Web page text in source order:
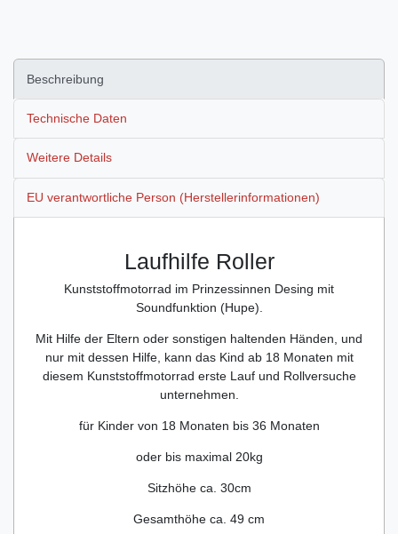
Beschreibung
Technische Daten
Weitere Details
EU verantwortliche Person (Herstellerinformationen)
Laufhilfe Roller
Kunststoffmotorrad im Prinzessinnen Desing mit
Soundfunktion (Hupe).
Mit Hilfe der Eltern oder sonstigen haltenden Händen, und
nur mit dessen Hilfe, kann das Kind ab 18 Monaten mit
diesem Kunststoffmotorrad erste Lauf und Rollversuche
unternehmen.
für Kinder von 18 Monaten bis 36 Monaten
oder bis maximal 20kg
Sitzhöhe ca. 30cm
Gesamthöhe ca. 49 cm